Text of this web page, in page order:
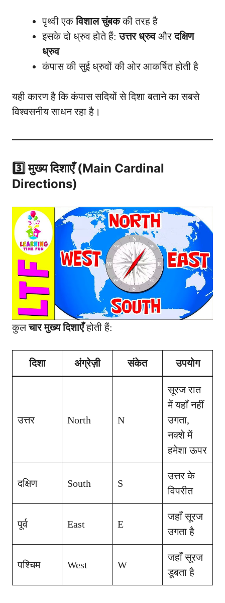
पृथ्वी एकविशाल चुंबककी तरह है
इसके दो ध्रुव होते हैं:उत्तर ध्रुवऔरदक्षिण
ध्रुव
कंपास की सुई ध्रुवों की ओर आकर्षित होती है
यही कारण है कि कंपास सदियों से दिशा बताने का सबसे
विश्वसनीय साधन रहा है।
3️⃣ मुख्य दिशाएँ (Main Cardinal
Directions)
कुलचार मुख्य दिशाएँहोती हैं:
दिशा अंग्रेज़ी संकेत उपयोग
उत्तर North N
सूरज रात
में यहाँ नहीं
उगता,
नक्शे में
हमेशा ऊपर
दक्षिण South S
उत्तर के
विपरीत
पूर्व East E
जहाँ सूरज
उगता है
पश्चिम West W
जहाँ सूरज
डूबता है